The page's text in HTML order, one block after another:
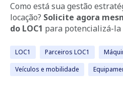
Como está sua gestão
locação? Solicite agora
do LOC1 para potencializá-la
LOC1 Parceiros LOC1
Veículos e mobilidade